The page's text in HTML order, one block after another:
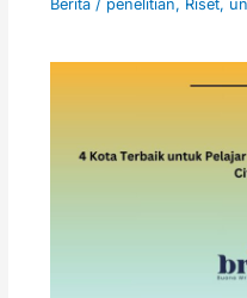
Berita/ penelitian, Riset,